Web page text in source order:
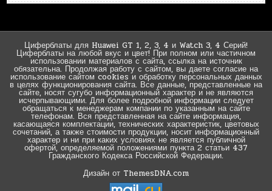
Циферблаты для Huawei GT 1, 2, 3, 4 и Watch 3, 4 Серий!
Циферблаты на любой вкус и цвет! При полном или частичном
использовании материалов с сайта, ссылка на источник
обязательна. Продолжая работу с сайтом, вы даете согласие на
использование сайтом cookies и обработку персональных данных
в целях функционирования сайта. Все данные, представленные на
сайте, носят сугубо информационный характер и не являются
исчерпывающими. Для более подробной информации следует
обращаться к менеджерам компании по указанным на сайте
телефонам. Вся представленная на сайте информация,
касающаяся комплектации, технических характеристик, цветовых
сочетаний, а также стоимости продукции, носит информационный
характер и ни при каких условиях не является публичной
офертой, определяемой положениями пункта 2 статьи 437
Гражданского Кодекса Российской Федерации.
Дизайн от ThemesDNA.com